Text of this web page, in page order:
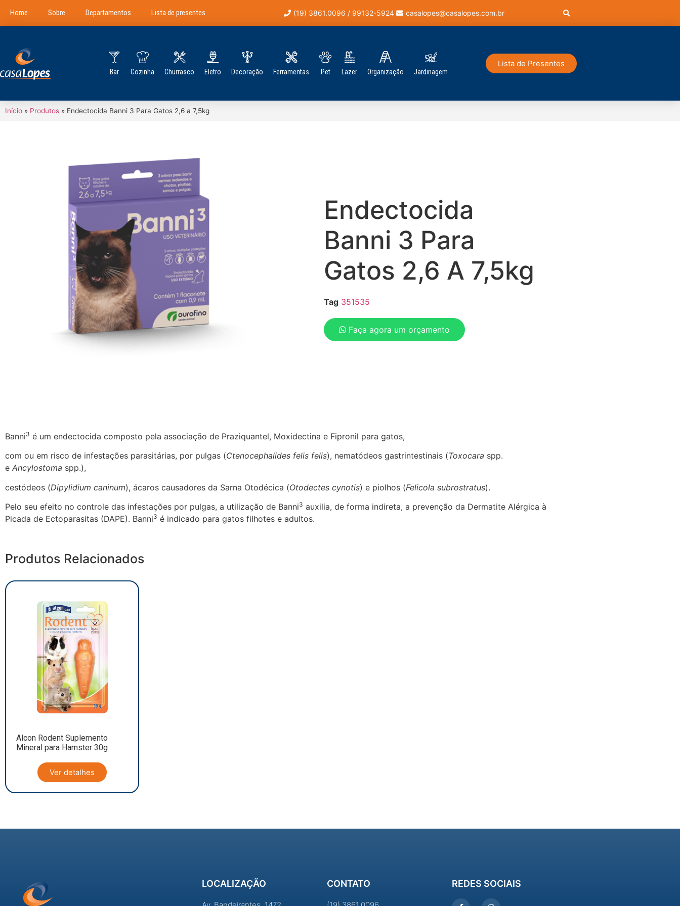
Home Sobre Departamentos Lista de presentes (19) 3861.0096 / 99132-5924 casalopes@casalopes.com.br
Bar Cozinha Churrasco Eletro Decoração Ferramentas Pet Lazer Organização Jardinagem
Lista de Presentes
Início » Produtos » Endectocida Banni 3 Para Gatos 2,6 a 7,5kg
Endectocida
Banni 3 Para
Gatos 2,6 A 7,5kg
Tag 351535
Faça agora um orçamento
Banni3 é um endectocida composto pela associação de Praziquantel, Moxidectina e Fipronil para gatos,
com ou em risco de infestações parasitárias, por pulgas (Ctenocephalides felis felis), nematódeos gastrintestinais (Toxocara spp.
e Ancylostoma spp.),
cestódeos (Dipylidium caninum), ácaros causadores da Sarna Otodécica (Otodectes cynotis) e piolhos (Felicola subrostratus).
Pelo seu efeito no controle das infestações por pulgas, a utilização de Banni3 auxilia, de forma indireta, a prevenção da Dermatite Alérgica à
Picada de Ectoparasitas (DAPE). Banni3 é indicado para gatos filhotes e adultos.
Produtos Relacionados
Alcon Rodent Suplemento
Mineral para Hamster 30g
Ver detalhes
LOCALIZAÇÃO CONTATO REDES SOCIAIS